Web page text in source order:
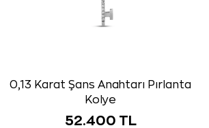
0,13 Karat Şans Anahtarı Pırlanta
Kolye
52.400 TL